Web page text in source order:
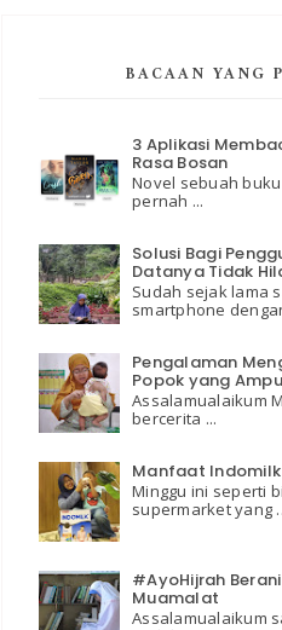
BACAAN YANG
3 Aplikasi
Rasa Bosan
Novel sebuah
pernah ...
Solusi Bagi
Datanya Tidak
Sudah sejak lama
smartphone
Pengalaman
Popok yang
Assalamualaikum
bercerita ...
Manfaat Indomilk
Minggu ini seperti
supermarket yang
#AyoHijrah
Muamalat
Assalamualaikum